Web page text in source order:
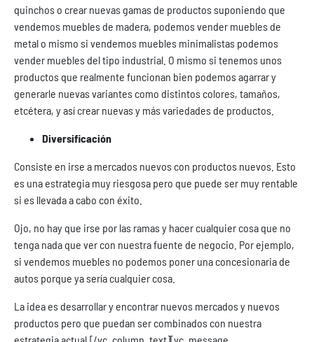
quinchos o crear nuevas gamas de productos suponiendo que
vendemos muebles de madera, podemos vender muebles de
metal o mismo si vendemos muebles minimalistas podemos
vender muebles del tipo industrial. O mismo si tenemos unos
productos que realmente funcionan bien podemos agarrar y
generarle nuevas variantes como distintos colores, tamaños,
etcétera, y así crear nuevas y más variedades de productos.
Diversificación
Consiste en irse a mercados nuevos con productos nuevos. Esto
es una estrategia muy riesgosa pero que puede ser muy rentable
si es llevada a cabo con éxito.
Ojo, no hay que irse por las ramas y hacer cualquier cosa que no
tenga nada que ver con nuestra fuente de negocio. Por ejemplo,
si vendemos muebles no podemos poner una concesionaria de
autos porque ya sería cualquier cosa.
La idea es desarrollar y encontrar nuevos mercados y nuevos
productos pero que puedan ser combinados con nuestra